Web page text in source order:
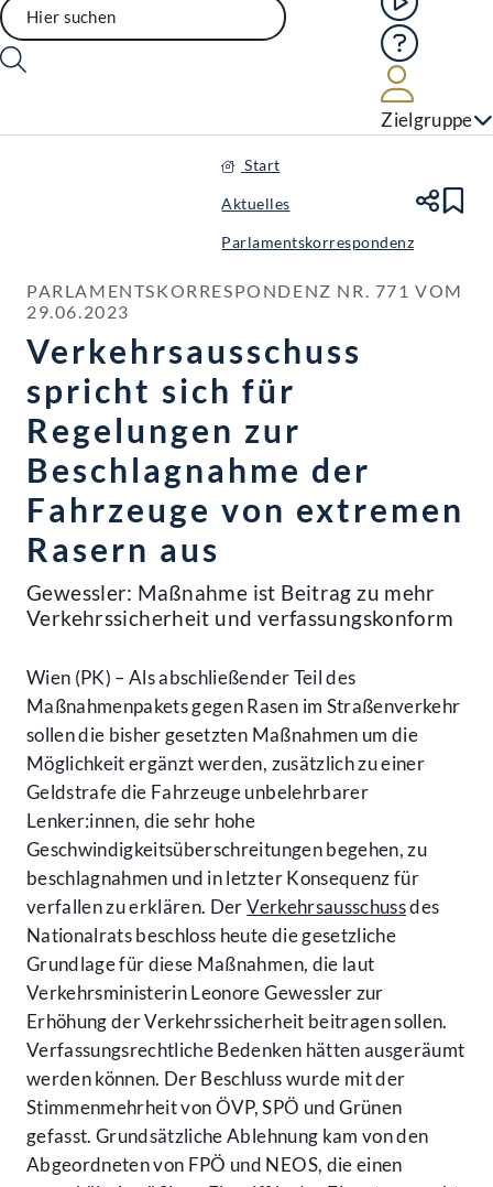
Hilfe
Zielgruppe
Start
Aktuelles
Parlamentskorrespondenz
PARLAMENTSKORRESPONDENZ NR. 771 VOM
29.06.2023
Verkehrsausschuss
spricht sich für
Regelungen zur
Beschlagnahme der
Fahrzeuge von extremen
Rasern aus
Gewessler: Maßnahme ist Beitrag zu mehr
Verkehrssicherheit und verfassungskonform
Wien (PK) – Als abschließender Teil des
Maßnahmenpakets gegen Rasen im Straßenverkehr
sollen die bisher gesetzten Maßnahmen um die
Möglichkeit ergänzt werden, zusätzlich zu einer
Geldstrafe die Fahrzeuge unbelehrbarer
Lenker:innen, die sehr hohe
Geschwindigkeitsüberschreitungen begehen, zu
beschlagnahmen und in letzter Konsequenz für
verfallen zu erklären. DerVerkehrsausschussdes
Nationalrats beschloss heute die gesetzliche
Grundlage für diese Maßnahmen, die laut
Verkehrsministerin Leonore Gewessler zur
Erhöhung der Verkehrssicherheit beitragen sollen.
Verfassungsrechtliche Bedenken hätten ausgeräumt
werden können. Der Beschluss wurde mit der
Stimmenmehrheit von ÖVP, SPÖ und Grünen
gefasst. Grundsätzliche Ablehnung kam von den
Abgeordneten von FPÖ und NEOS, die einen